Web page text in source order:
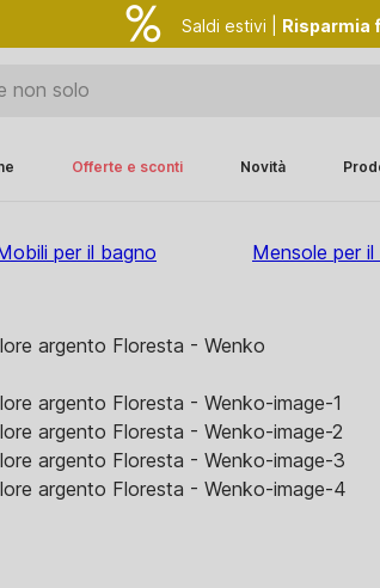
Saldi estivi | Risparmia
Offerte e sconti Novità
per il bagno Mensole per